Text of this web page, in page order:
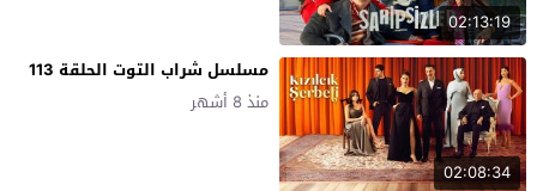
02:13:19
02:08:34
مسلسل شراب التوت الحلقة 113
منذ 8 أشهر